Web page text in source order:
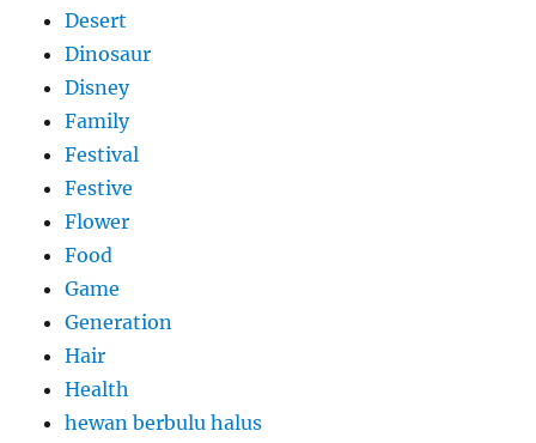
Desert
Dinosaur
Disney
Family
Festival
Festive
Flower
Food
Game
Generation
Hair
Health
hewan berbulu halus